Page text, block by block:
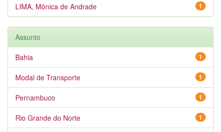
1
LIMA, Mônica de Andrade
Assunto
1
Bahia
1
Modal de Transporte
1
Pernambuco
1
Rio Grande do Norte